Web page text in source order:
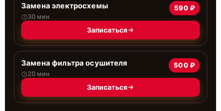
Замена электросхемы
30 мин
590 ₽
Записаться
Замена фильтра осушителя
20 мин
500 ₽
Записаться